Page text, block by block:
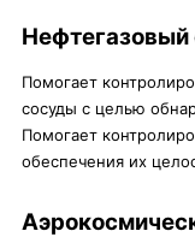
Нефтегазовый
Помогает
сосуды с целью
Помогает
обеспечения их